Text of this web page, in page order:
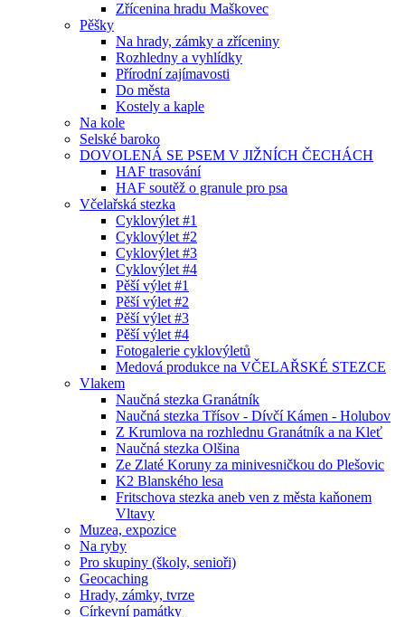
Zřícenina hradu Maškovec
Pěšky
Na hrady, zámky a zříceniny
Rozhledny a vyhlídky
Přírodní zajímavosti
Do města
Kostely a kaple
Na kole
Selské baroko
DOVOLENÁ SE PSEM V JIŽNÍCH ČECHÁCH
HAF trasování
HAF soutěž o granule pro psa
Včelařská stezka
Cyklovýlet #1
Cyklovýlet #2
Cyklovýlet #3
Cyklovýlet #4
Pěší výlet #1
Pěší výlet #2
Pěší výlet #3
Pěší výlet #4
Fotogalerie cyklovýletů
Medová produkce na VČELAŘSKÉ STEZCE
Vlakem
Naučná stezka Granátník
Naučná stezka Třísov - Dívčí Kámen - Holubov
Z Krumlova na rozhlednu Granátník a na Kleť
Naučná stezka Olšina
Ze Zlaté Koruny za minivesničkou do Plešovic
K2 Blanského lesa
Fritschova stezka aneb ven z města kaňonem
Vltavy
Muzea, expozice
Na ryby
Pro skupiny (školy, senioři)
Geocaching
Hrady, zámky, tvrze
Církevní památky